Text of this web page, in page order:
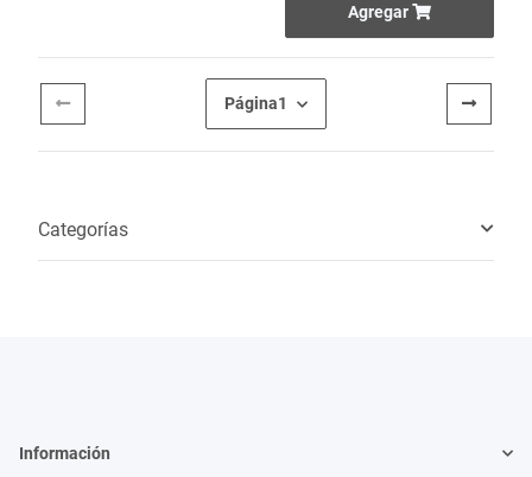
Agregar
Página1
Categorías
Información